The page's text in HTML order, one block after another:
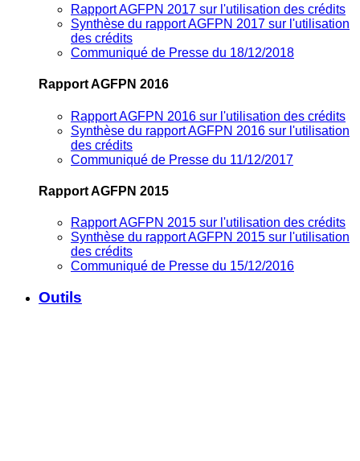
Rapport AGFPN 2017 sur l'utilisation des crédits
Synthèse du rapport AGFPN 2017 sur l'utilisation
des crédits
Communiqué de Presse du 18/12/2018
Rapport AGFPN 2016
Rapport AGFPN 2016 sur l'utilisation des crédits
Synthèse du rapport AGFPN 2016 sur l'utilisation
des crédits
Communiqué de Presse du 11/12/2017
Rapport AGFPN 2015
Rapport AGFPN 2015 sur l'utilisation des crédits
Synthèse du rapport AGFPN 2015 sur l'utilisation
des crédits
Communiqué de Presse du 15/12/2016
Outils